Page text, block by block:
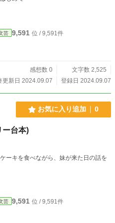
芸 9,591 位 / 9,591件
感想数 0
文字数 2,525
更新日 2024.09.07
登録日 2024.09.07
お気に入り追加 0
ー台本)
ーキを食べながら、妹が来た日の話を
芸 9,591 位 / 9,591件